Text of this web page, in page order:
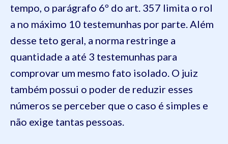
tempo, o parágrafo 6º do art. 357 limita o rol
a no máximo 10 testemunhas por parte. Além
desse teto geral, a norma restringe a
quantidade a até 3 testemunhas para
comprovar um mesmo fato isolado. O juiz
também possui o poder de reduzir esses
números se perceber que o caso é simples e
não exige tantas pessoas.